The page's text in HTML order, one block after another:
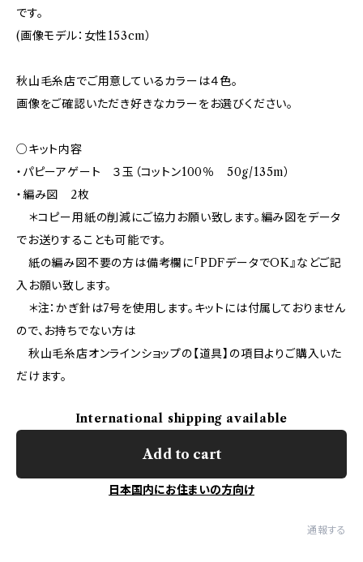
です。
(画像モデル：女性153cm）
秋山毛糸店でご用意しているカラーは４色。
画像をご確認いただき好きなカラーをお選びください。
○キット内容
・パピーアゲート ３玉（コットン100％ 50g/135m）
・編み図 2枚
＊コピー用紙の削減にご協力お願い致します。編み図をデータ
でお送りすることも可能です。
紙の編み図不要の方は備考欄に「PDFデータでOK』などご記
入お願い致します。
＊注：かぎ針は7号を使用します。キットには付属しておりません
ので、お持ちでない方は
秋山毛糸店オンラインショップの【道具】の項目よりご購入いた
だけます。
International shipping available
Add to cart
日本国内にお住まいの方向け
通報する